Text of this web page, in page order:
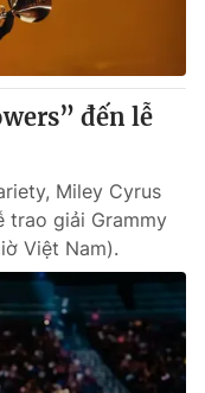
đến lễ
Miley Cyrus
trao giải Grammy
Việt Nam).